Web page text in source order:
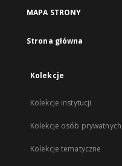
MAPA STRONY
Strona główna
Kolekcje
Kolekcje instytucji
Kolekcje osób prywatnych
Kolekcje tematyczne